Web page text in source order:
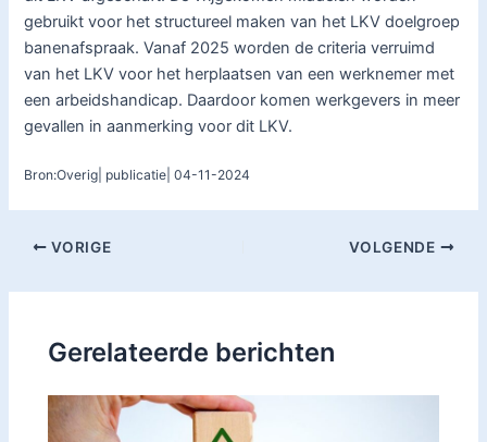
gebruikt voor het structureel maken van het LKV doelgroep
banenafspraak. Vanaf 2025 worden de criteria verruimd
van het LKV voor het herplaatsen van een werknemer met
een arbeidshandicap. Daardoor komen werkgevers in meer
gevallen in aanmerking voor dit LKV.
Bron:Overig| publicatie| 04-11-2024
VORIGE VOLGENDE
Gerelateerde berichten